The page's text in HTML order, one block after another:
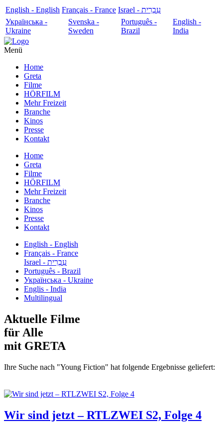
English - English Français - France
עִבְרִית - Israel
Українська -
Ukraine
Svenska -
Sweden
Português -
Brazil
English -
India
Menü
Home
Greta
Filme
HÖRFILM
Mehr Freizeit
Branche
Kinos
Presse
Kontakt
Home
Greta
Filme
HÖRFILM
Mehr Freizeit
Branche
Kinos
Presse
Kontakt
English - English
Français - France
עִבְרִית - Israel
Português - Brazil
Українська - Ukraine
Englis - India
Multilingual
Aktuelle Filme
für Alle
mit GRETA
Ihre Suche nach "Young Fiction" hat folgende Ergebnisse geliefert:
Wir sind jetzt – RTLZWEI S2, Folge 4